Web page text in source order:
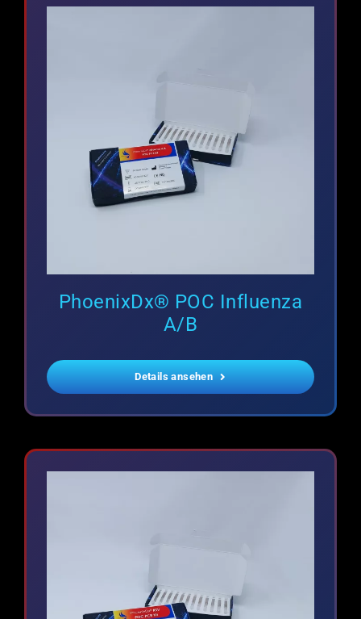
PhoenixDx® POC Influenza
A/B
Details ansehen